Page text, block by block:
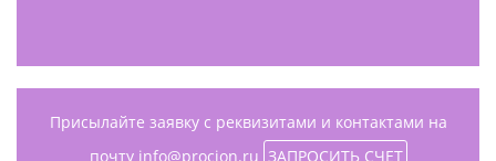
Присылайте заявку с реквизитами и контактами на
почту info@procion.ru ЗАПРОСИТЬ СЧЕТ